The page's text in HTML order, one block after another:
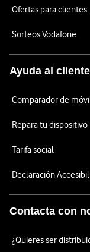
Ofertas para clientes
Sorteos Vodafone
Ayuda al cliente
Comparador de
Repara tu dispositivo
Tarifa social
Declaración
Contacta con
¿Quieres ser